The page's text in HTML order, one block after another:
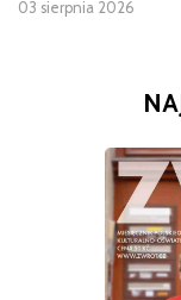
03 sierpnia 2026